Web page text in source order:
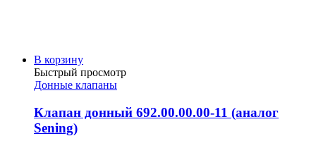
В корзину
Быстрый просмотр
Донные клапаны
Клапан донный 692.00.00.00-11 (аналог
Sening)